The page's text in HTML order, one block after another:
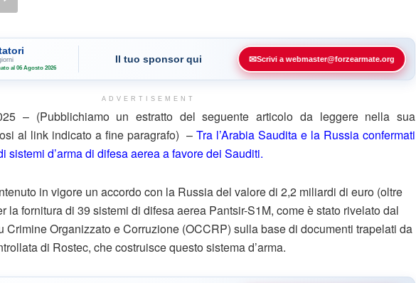
al 06 Agosto 2026
Il tuo sponsor qui ✉Scrivi a webmaster@forzearmate.org
ADVERTISEMENT
– (Pubblichiamo un estratto del seguente articolo da leggere nella sua
al link indicato a fine paragrafo) – Tra l’Arabia Saudita e la Russia confermati
sistemi d’arma di difesa aerea a favore dei Sauditi.
in vigore un accordo con la Russia del valore di 2,2 miliardi di euro (oltre
la fornitura di 39 sistemi di difesa aerea Pantsir-S1M, come è stato rivelato dal
Crimine Organizzato e Corruzione (OCCRP) sulla base di documenti trapelati da
di Rostec, che costruisce questo sistema d’arma.